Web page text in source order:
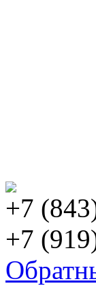
+7
+7